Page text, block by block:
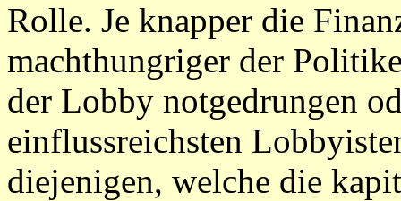
Rolle. Je knapper die
machthungriger der
der Lobby notgedrungen
einflussreichsten
diejenigen, welche die